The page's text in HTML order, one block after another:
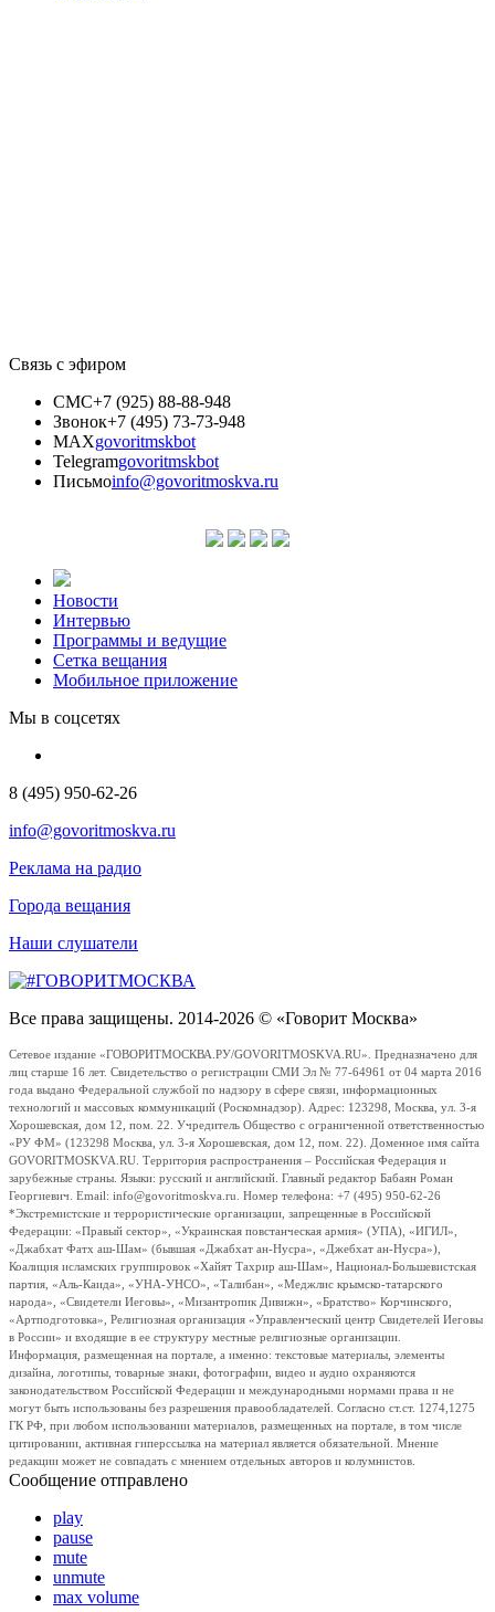
Связь с эфиром
СМС+7 (925) 88-88-948
Звонок+7 (495) 73-73-948
MAXgovoritmskbot
Telegramgovoritmskbot
Письмоinfo@govoritmoskva.ru
Новости
Интервью
Программы и ведущие
Сетка вещания
Мобильное приложение
Мы в соцсетях
8 (495) 950-62-26
info@govoritmoskva.ru
Реклама на радио
Города вещания
Наши слушатели
Все права защищены. 2014-2026 © «Говорит Москва»
Сетевое издание «ГОВОРИТМОСКВА.РУ/GOVORITMOSKVA.RU». Предназначено для
лиц старше 16 лет. Свидетельство о регистрации СМИ Эл № 77-64961 от 04 марта 2016
года выдано Федеральной службой по надзору в сфере связи, информационных
технологий и массовых коммуникаций (Роскомнадзор). Адрес: 123298, Москва, ул. 3-я
Хорошевская, дом 12, пом. 22. Учредитель Общество с ограниченной ответственностью
«РУ ФМ» (123298 Москва, ул. 3-я Хорошевская, дом 12, пом. 22). Доменное имя сайта
GOVORITMOSKVA.RU. Территория распространения – Российская Федерация и
зарубежные страны. Языки: русский и английский. Главный редактор Бабаян Роман
Георгиевич. Email: info@govoritmoskva.ru. Номер телефона: +7 (495) 950-62-26
*Экстремистские и террористические организации, запрещенные в Российской
Федерации: «Правый сектор», «Украинская повстанческая армия» (УПА), «ИГИЛ»,
«Джабхат Фатх аш-Шам» (бывшая «Джабхат ан-Нусра», «Джебхат ан-Нусра»),
Коалиция исламских группировок «Хайят Тахрир аш-Шам», Национал-Большевистская
партия, «Аль-Каида», «УНА-УНСО», «Талибан», «Меджлис крымско-татарского
народа», «Свидетели Иеговы», «Мизантропик Дивижн», «Братство» Корчинского,
«Артподготовка», Религиозная организация «Управленческий центр Свидетелей Иеговы
в России» и входящие в ее структуру местные религиозные организации.
Информация, размещенная на портале, а именно: текстовые материалы, элементы
дизайна, логотипы, товарные знаки, фотографии, видео и аудио охраняются
законодательством Российской Федерации и международными нормами права и не
могут быть использованы без разрешения правообладателей. Согласно ст.ст. 1274,1275
ГК РФ, при любом использовании материалов, размещенных на портале, в том числе
цитировании, активная гиперссылка на материал является обязательной. Мнение
редакции может не совпадать с мнением отдельных авторов и колумнистов.
Сообщение отправлено
play
pause
mute
unmute
max volume